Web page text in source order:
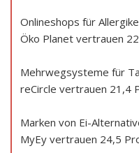
Onlineshops für
Öko Planet vertrauen
Mehrwegsysteme für
reCircle vertrauen 21,4
Marken von Ei-
MyEy vertrauen 24,5